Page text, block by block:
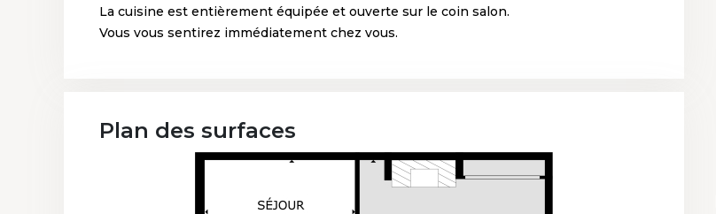
La cuisine est entièrement équipée et ouverte sur le coin salon.
Vous vous sentirez immédiatement chez vous.
Plan des surfaces